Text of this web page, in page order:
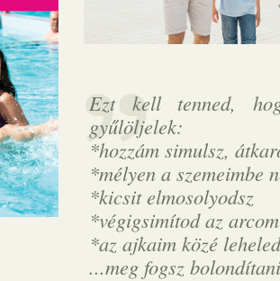
Ezt kell tenned,
gyűlöljelek:
*hozzám simulsz,
*mélyen a szemeimbe
*kicsit elmosolyodsz
*végigsimítod az arcom
*az ajkaim közé
...meg fogsz